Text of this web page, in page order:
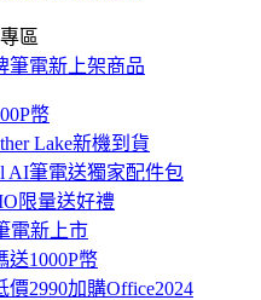
區
筆電新上架商品
幣
Lake新機到貨
AI筆電送獨家配件包
限量送好禮
電新上市
送1000P幣
價2990加購Office2024